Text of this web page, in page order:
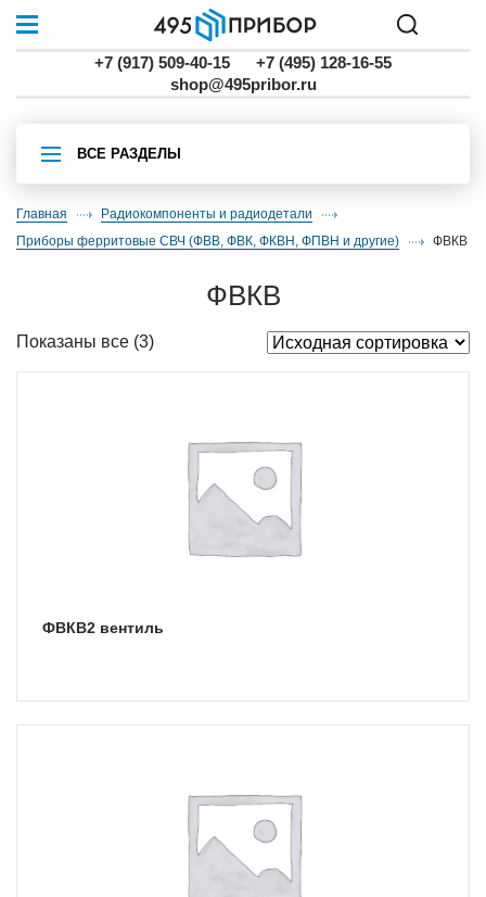
+7 (917) 509-40-15
+7 (495) 128-16-55
shop@495pribor.ru
ВСЕ РАЗДЕЛЫ
Главная
Радиокомпоненты и радиодетали
приборы ферритовые СВЧ (ФВВ, ФВК, ФКВН, ФПВН и другие)
ФВКВ
ФВКВ
Показаны все (3)
ФВКВ2 вентиль